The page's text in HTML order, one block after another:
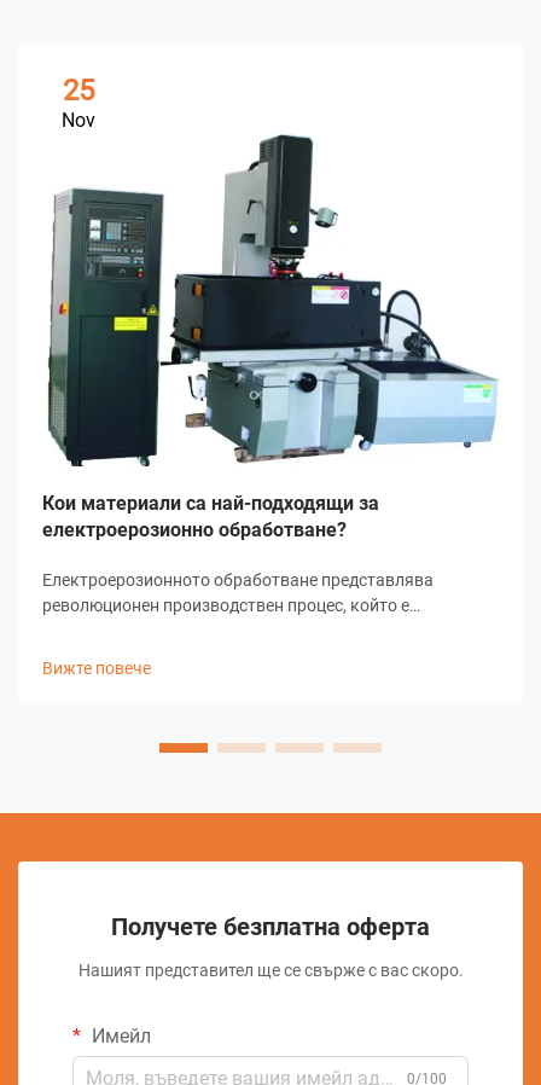
25
Nov
Кои материали са най-подходящи за
електроерозионно обработване?
Електроерозионното обработване представлява
революционен производствен процес, който е
Вижте повече
Получете безплатна оферта
Нашият представител ще се свърже с вас скоро.
Имейл
0/100